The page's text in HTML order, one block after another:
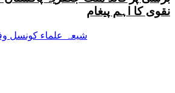
نقوی کا اہم پیغام